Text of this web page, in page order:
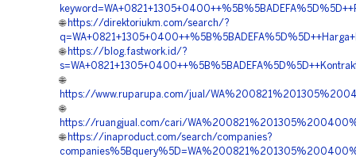
🌐 https://direktoriukm.com/search/?
🌐 https://blog.fastwork.id/?
🌐
https://www.ruparupa.com/jual/
🌐
https://ruangjual.com/cari/
🌐 https://inaproduct.com/search/companies?